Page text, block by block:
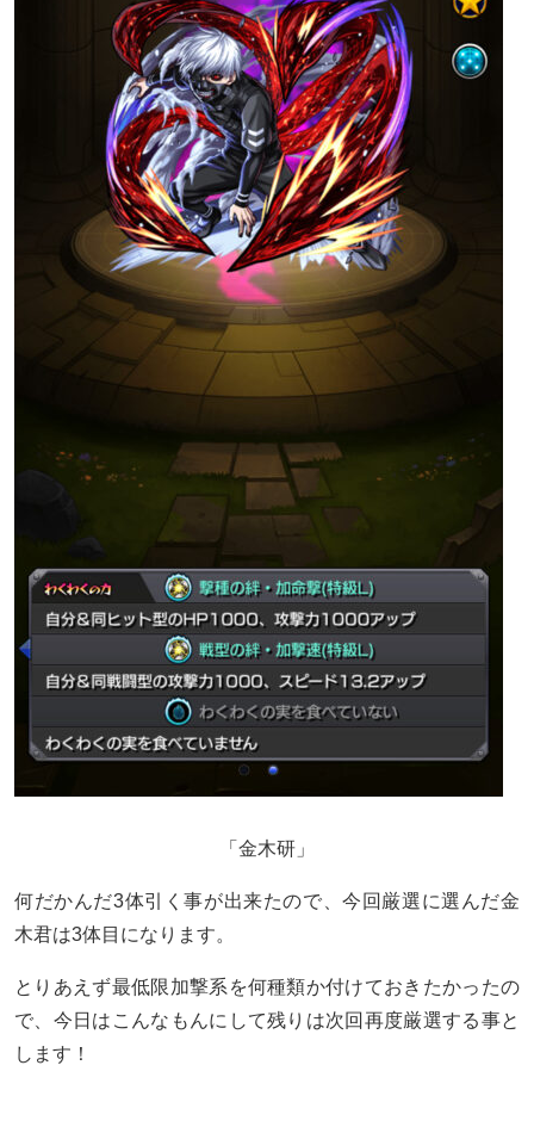
「金木研」
何だかんだ3体引く事が出来たので、今回厳選に選んだ金
木君は3体目になります。
とりあえず最低限加撃系を何種類か付けておきたかったの
で、今日はこんなもんにして残りは次回再度厳選する事と
します！